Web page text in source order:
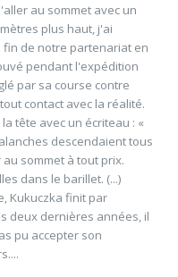
au sommet avec un
plus haut, j'ai
de notre partenariat en
pendant l'expédition
par sa course contre
contact avec la réalité.
tête avec un écriteau : «
descendaient tous
sommet à tout prix.
dans le barillet. (...)
Kukuczka finit par
deux dernières années, il
pu accepter son